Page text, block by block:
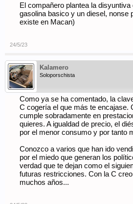
El compañero plantea la
gasolina basico y un diesel, nonse
existe en Macan)
24/5/23
Kalamero
Soloporschista
Como ya se ha comentado, la
C cogería el que más te encajase.
cumple sobradamente en
quieres. A igualdad de precio, el
por el menor consumo y por tanto
Conozco a varios que han ido
por el miedo que generan los
verdad que te dejan como el
futuras restricciones. Con la C
muchos años...